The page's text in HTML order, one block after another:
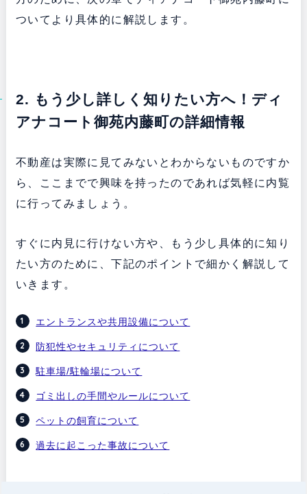
ついてより具体的に解説します。
2. もう少し詳しく知りたい方へ！ディ
アナコート御苑内藤町の詳細情報
不動産は実際に見てみないとわからないものですか
ら、ここまでで興味を持ったのであれば気軽に内覧
に行ってみましょう。
すぐに内見に行けない方や、もう少し具体的に知り
たい方のために、下記のポイントで細かく解説して
いきます。
エントランスや共用設備について
防犯性やセキュリティについて
駐車場/駐輪場について
ゴミ出しの手間やルールについて
ペットの飼育について
過去に起こった事故について